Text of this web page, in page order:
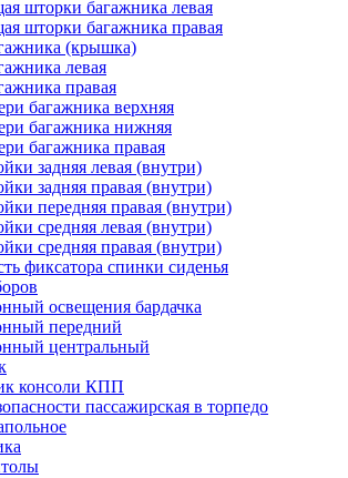
шторки багажника левая
шторки багажника правая
(крышка)
левая
правая
багажника верхняя
багажника нижняя
багажника правая
задняя левая (внутри)
задняя правая (внутри)
передняя правая (внутри)
средняя левая (внутри)
средняя правая (внутри)
фиксатора спинки сиденья
освещения бардачка
передний
центральный
консоли КПП
пассажирская в торпедо